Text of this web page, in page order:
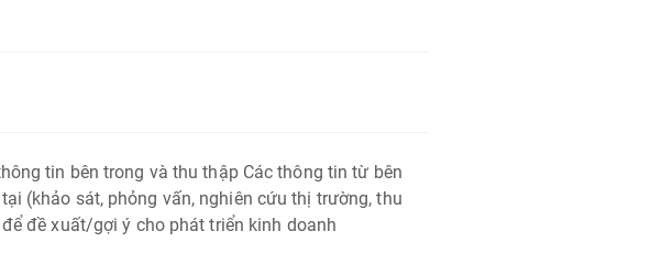
tin bên trong và thu thập Các thông tin từ bên
(khảo sát, phỏng vấn, nghiên cứu thị trường, thu
đề xuất/gợi ý cho phát triển kinh doanh